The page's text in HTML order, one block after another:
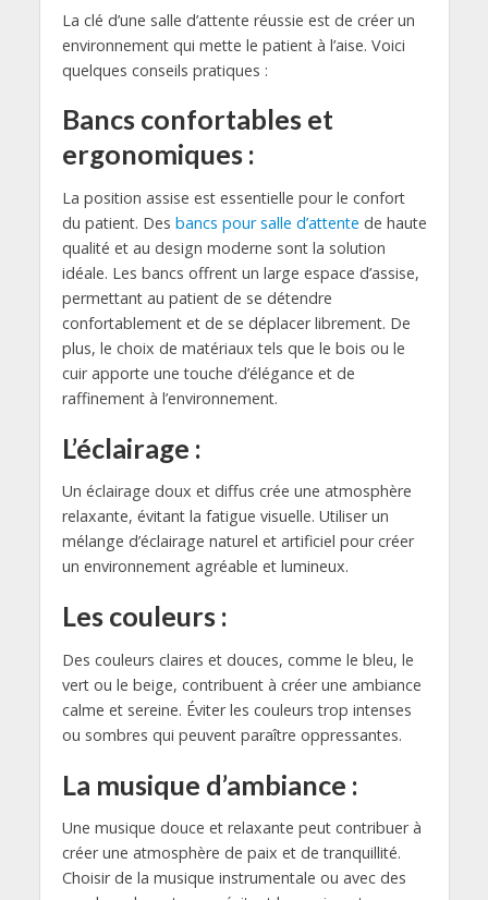
La clé d’une salle d’attente réussie est de créer un
environnement qui mette le patient à l’aise. Voici
quelques conseils pratiques :
Bancs confortables et
ergonomiques :
La position assise est essentielle pour le confort
du patient. Des bancs pour salle d’attente de haute
qualité et au design moderne sont la solution
idéale. Les bancs offrent un large espace d’assise,
permettant au patient de se détendre
confortablement et de se déplacer librement. De
plus, le choix de matériaux tels que le bois ou le
cuir apporte une touche d’élégance et de
raffinement à l’environnement.
L’éclairage :
Un éclairage doux et diffus crée une atmosphère
relaxante, évitant la fatigue visuelle. Utiliser un
mélange d’éclairage naturel et artificiel pour créer
un environnement agréable et lumineux.
Les couleurs :
Des couleurs claires et douces, comme le bleu, le
vert ou le beige, contribuent à créer une ambiance
calme et sereine. Éviter les couleurs trop intenses
ou sombres qui peuvent paraître oppressantes.
La musique d’ambiance :
Une musique douce et relaxante peut contribuer à
créer une atmosphère de paix et de tranquillité.
Choisir de la musique instrumentale ou avec des